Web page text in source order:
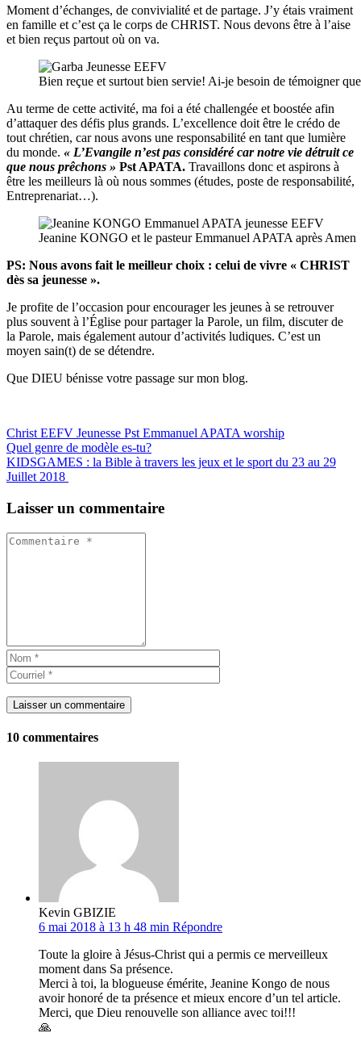
Moment d’échanges, de convivialité et de partage. J’y étais vraiment
en famille et c’est ça le corps de CHRIST. Nous devons être à l’aise
et bien reçus partout où on va.
Bien reçue et surtout bien servie! Ai-je besoin de témoigner
Au terme de cette activité, ma foi a été challengée et boostée afin
d’attaquer des défis plus grands. L’excellence doit être le crédo de
tout chrétien, car nous avons une responsabilité en tant que lumière
du monde. « L’Evangile n’est pas considéré car notre vie détruit ce
que nous prêchons » Pst APATA. Travaillons donc et aspirons à
être les meilleurs là où nous sommes (études, poste de responsabilité,
Entreprenariat…).
Jeanine KONGO et le pasteur Emmanuel APATA après Amen
PS: Nous avons fait le meilleur choix : celui de vivre « CHRIST
dès sa jeunesse ».
Je profite de l’occasion pour encourager les jeunes à se retrouver
plus souvent à l’Église pour partager la Parole, un film, discuter de
la Parole, mais également autour d’activités ludiques. C’est un
moyen sain(t) de se détendre.
Que DIEU bénisse votre passage sur mon blog.
Christ EEFV Jeunesse Pst Emmanuel APATA worship
Quel genre de modèle es-tu?
KIDSGAMES : la Bible à travers les jeux et le sport du 23 au 29
Juillet 2018
Laisser un commentaire
Laisser un commentaire
10 commentaires
Kevin GBIZIE
6 mai 2018 à 13 h 48 min Répondre
Toute la gloire à Jésus-Christ qui a permis ce merveilleux
moment dans Sa présence.
Merci à toi, la blogueuse émérite, Jeanine Kongo de nous
avoir honoré de ta présence et mieux encore d’un tel article.
Merci, que Dieu renouvelle son alliance avec toi!!!
🙏